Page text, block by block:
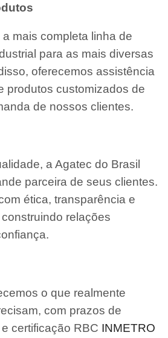
mais completa linha de
para as mais diversas
oferecemos assistência
produtos customizados de
de nossos clientes.
a Agatec do Brasil
parceira de seus clientes.
ética, transparência e
relações
o que realmente
com prazos de
certificação RBC INMETRO